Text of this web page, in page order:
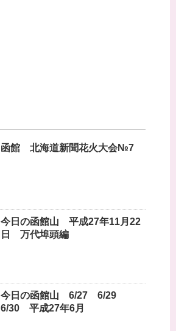
函館 北海道新聞花火大会№7
今日の函館山 平成27年11月22
日 万代埠頭編
今日の函館山 6/27 6/29
6/30 平成27年6月